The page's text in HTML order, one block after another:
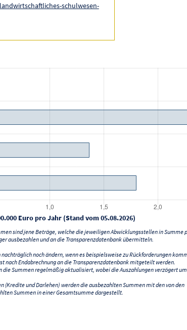
schulwesen-
Euro pro Jahr (Stand vom 05.08.2026)
sind jene Beträge, welche die jeweiligen Abwicklungsstellen in Summe
ausbezahlen und an die Transparenzdatenbank übermitteln.
noch ändern, wenn es beispielsweise zu Rückforderungen
nach Endabrechnung an die Transparenzdatenbank mitgeteilt werden.
die Summen regelmäßig aktualisiert, wobei die Auszahlungen verzögert
(Kredite und Darlehen) werden die ausbezahlten Summen mit den von den
Summen in einer Gesamtsumme dargestellt.